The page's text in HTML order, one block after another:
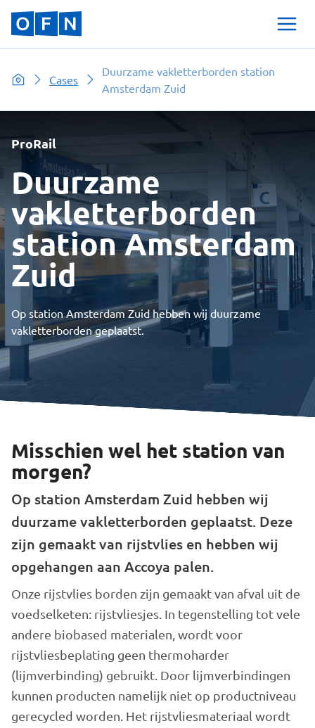
Cases
Duurzame vakletterborden station
Amsterdam Zuid
ProRail
Duurzame
vakletterborden
station Amsterdam
Zuid
Op station Amsterdam Zuid hebben wij duurzame
vakletterborden geplaatst.
Misschien wel het station van
morgen?
Op station Amsterdam Zuid hebben wij
duurzame vakletterborden geplaatst. Deze
zijn gemaakt van rijstvlies en hebben wij
opgehangen aan Accoya palen.
Onze rijstvlies borden zijn gemaakt van afval uit de
voedselketen: rijstvliesjes. In tegenstelling tot vele
andere biobased materialen, wordt voor
rijstvliesbeplating geen thermoharder
(lijmverbinding) gebruikt. Door lijmverbindingen
kunnen producten namelijk niet op productniveau
gerecycled worden. Het rijstvliesmateriaal wordt